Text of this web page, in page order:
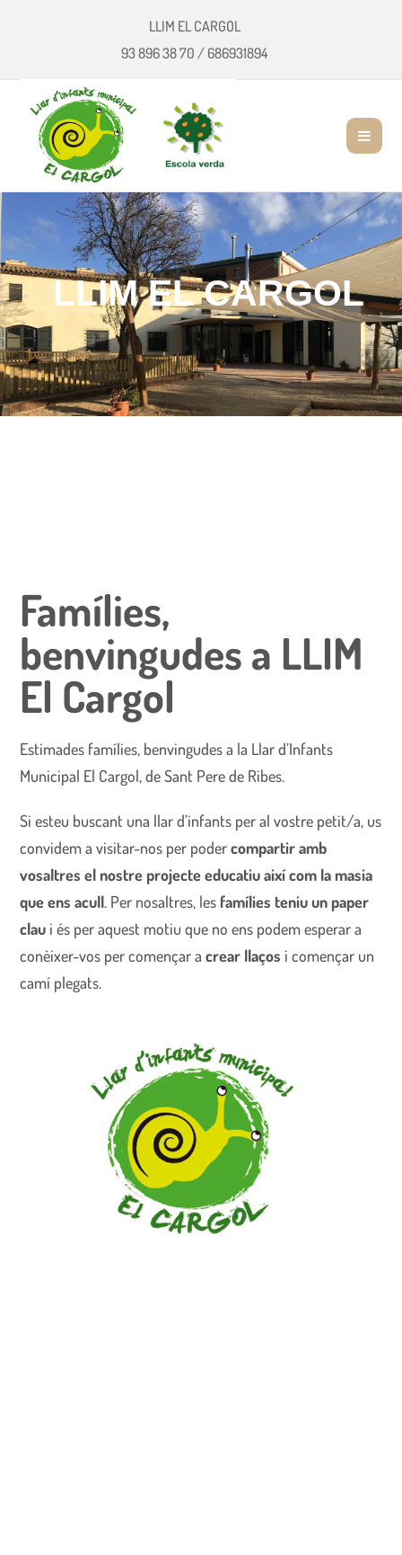
LLIM EL CARGOL
93 896 38 70 / 686931894
LLIM EL CARGOL
Famílies,
benvingudes a LLIM
El Cargol
Estimades famílies, benvingudes a la Llar d’Infants
Municipal El Cargol, de Sant Pere de Ribes.
Si esteu buscant una llar d’infants per al vostre petit/a, us
convidem a visitar-nos per podercompartir amb
vosaltres el nostre projecte educatiu així com la masia
que ens acull. Per nosaltres, les famílies teniu un paper
clau i és per aquest motiu que no ens podem esperar a
conèixer-vos per començar acrear llaços i començar un
camí plegats.